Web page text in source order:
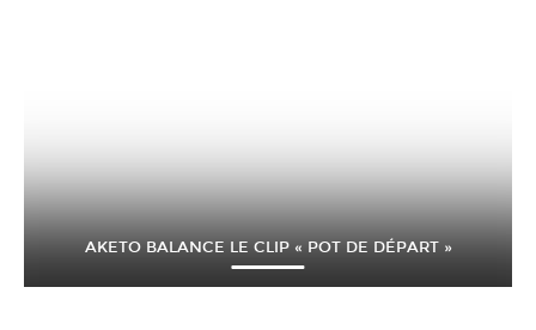
AKETO BALANCE LE CLIP « POT DE DÉPART »